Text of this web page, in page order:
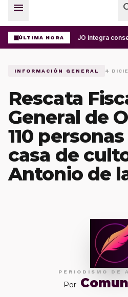
menu
ÚLTIMA HORAUABJO integra
INFORMACIÓN GENERAL 4
Rescata
General de
110
casa de
Antonio de
PERIODISMO DE
Por